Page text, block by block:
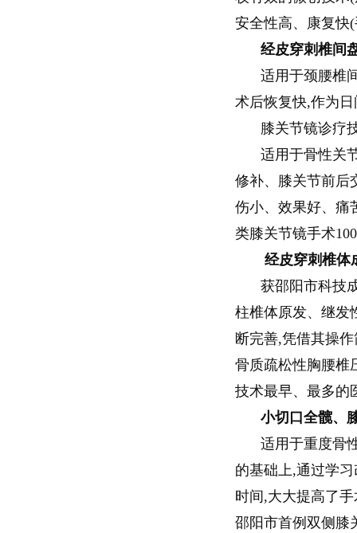
安全性高、康复快
经皮穿刺椎间
适用于颈腰椎
术后恢复快,作为
膝关节镜诊疗
适用于骨性关
修补、膝关节前后
伤小、效果好、痛
类膝关节镜手术
经皮穿刺椎体
获邵阳市科技
柱椎体原发、继发
断完善,凭借其操
骨质疏松性胸腰椎
技术最早、最多的
小切口全髋、
适用于重度骨
的基础上,通过学
时间,大大提高了
邵阳市首例双侧膝